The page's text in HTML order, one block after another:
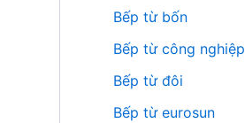
Bếp từ bốn
Bếp từ công nghiệp
Bếp từ đôi
Bếp từ eurosun